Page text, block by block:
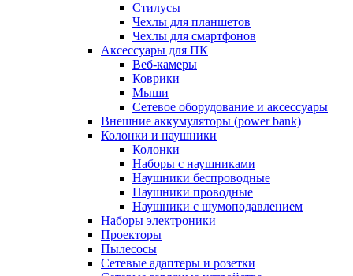
Стилусы
Чехлы для планшетов
Чехлы для смартфонов
Аксессуары для ПК
Веб-камеры
Коврики
Мыши
Сетевое оборудование и аксессуары
Внешние аккумуляторы (power bank)
Колонки и наушники
Колонки
Наборы с наушниками
Наушники беспроводные
Наушники проводные
Наушники с шумоподавлением
Наборы электроники
Проекторы
Пылесосы
Сетевые адаптеры и розетки